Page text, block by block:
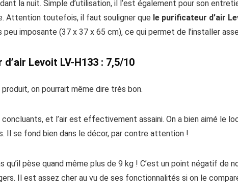
la nuit. Simple d’utilisation, il l’est également pour son
Attention toutefois, il faut souligner que le purificateur d’air
imposante (37 x 37 x 65 cm), ce qui permet de l’installer
Levoit LV-H133 : 7,5/10
on pourrait même dire très bon.
et l’air est effectivement assaini. On a bien aimé le
Il se fond bien dans le décor, par contre attention !
qu’il pèse quand même plus de 9 kg ! C’est un point négatif de
Il est assez cher au vu de ses fonctionnalités si on le